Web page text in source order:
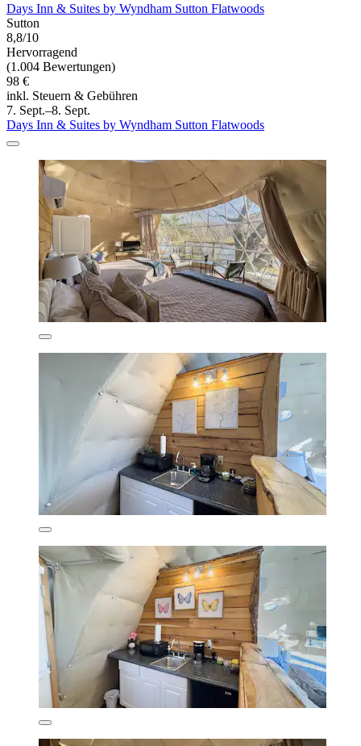
Days Inn & Suites by Wyndham Sutton Flatwoods
Sutton
8,8/10
Hervorragend
(1.004 Bewertungen)
98 €
inkl. Steuern & Gebühren
7. Sept.–8. Sept.
Days Inn & Suites by Wyndham Sutton Flatwoods